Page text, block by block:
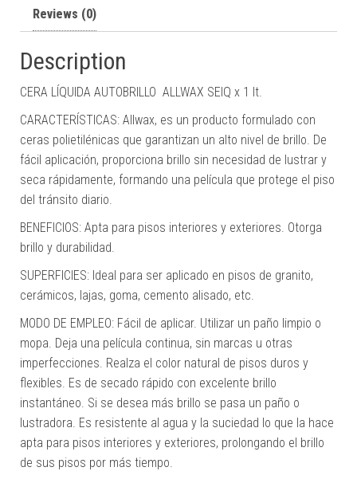
Reviews (0)
Description
CERA LÍQUIDA AUTOBRILLO ALLWAX SEIQ x 1 lt.
CARACTERÍSTICAS: Allwax, es un producto formulado con
ceras polietilénicas que garantizan un alto nivel de brillo. De
fácil aplicación, proporciona brillo sin necesidad de lustrar y
seca rápidamente, formando una película que protege el piso
del tránsito diario.
BENEFICIOS: Apta para pisos interiores y exteriores. Otorga
brillo y durabilidad.
SUPERFICIES: Ideal para ser aplicado en pisos de granito,
cerámicos, lajas, goma, cemento alisado, etc.
MODO DE EMPLEO: Fácil de aplicar. Utilizar un paño limpio o
mopa. Deja una película continua, sin marcas u otras
imperfecciones. Realza el color natural de pisos duros y
flexibles. Es de secado rápido con excelente brillo
instantáneo. Si se desea más brillo se pasa un paño o
lustradora. Es resistente al agua y la suciedad lo que la hace
apta para pisos interiores y exteriores, prolongando el brillo
de sus pisos por más tiempo.